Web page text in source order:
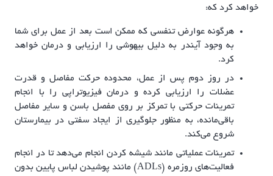
خواهد کرد که:
هرگونه عوارض تنفسی که ممکن است بعد از عمل برای شما
به وجود آیندر به دلیل بیهوشی را ارزیابی و درمان خواهد
کرد.
در روز دوم پس از عمل، محدوده حرکت مفاصل و قدرت
عضلات را ارزیابی کرده و درمان فیزیوتراپی را با انجام
تمرینات حرکتی با تمرکز بر روی مفصل باسن و سایر مفاصل
باقی‌مانده، به منظور جلوگیری از ایجاد سفتی در بیمارستان
شروع می‌کند.
تمرینات عملیاتی مانند شیشه کردن انجام می‌دهد تا در انجام
فعالیت‌های روزمره (ADLs) مانند پوشیدن لباس پایین بدون